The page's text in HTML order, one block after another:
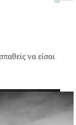
να είσαι